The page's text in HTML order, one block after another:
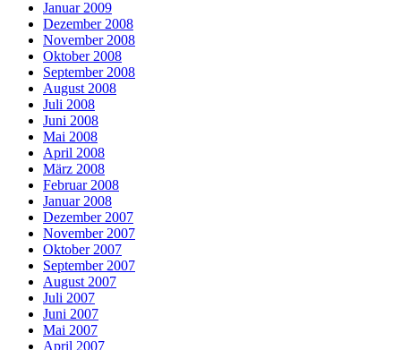
Januar 2009
Dezember 2008
November 2008
Oktober 2008
September 2008
August 2008
Juli 2008
Juni 2008
Mai 2008
April 2008
März 2008
Februar 2008
Januar 2008
Dezember 2007
November 2007
Oktober 2007
September 2007
August 2007
Juli 2007
Juni 2007
Mai 2007
April 2007